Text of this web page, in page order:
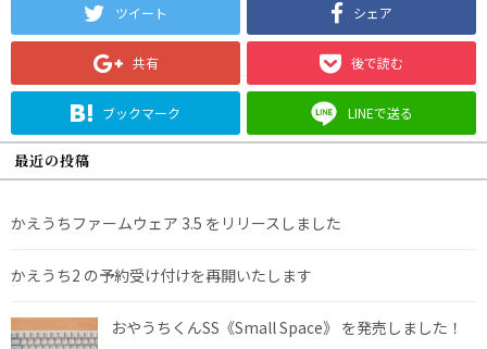
ツイート シェア
共有 後で読む
ブックマーク LINEで送る
最近の投稿
かえうちファームウェア 3.5 をリリースしました
かえうち2 の予約受け付けを再開いたします
おやうちくんSS《Small Space》 を発売しました！